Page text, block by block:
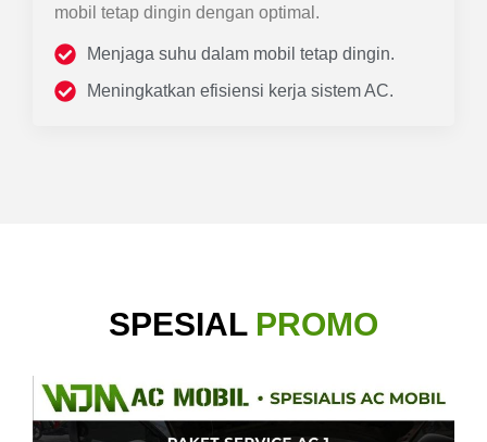
mobil tetap dingin dengan optimal.
Menjaga suhu dalam mobil tetap dingin.
Meningkatkan efisiensi kerja sistem AC.
SPESIAL PROMO